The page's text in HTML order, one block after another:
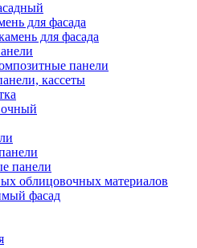
для фасада
для фасада
панели
кассеты
панели
облицовочных материалов
фасад